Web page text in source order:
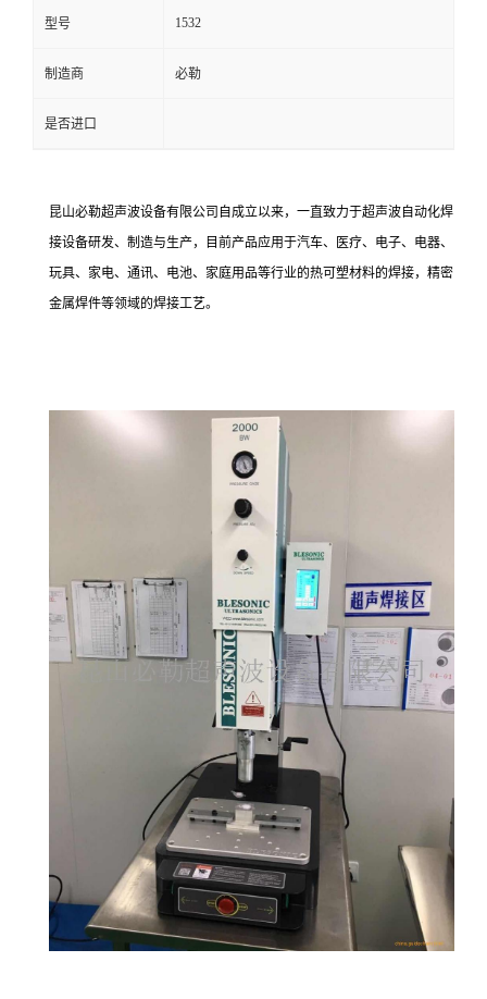
型号 1532
制造商 必勒
是否进口
昆山必勒超声波设备有限公司自成立以来，一直致力于超声波自动化焊
接设备研发、制造与生产，目前产品应用于汽车、医疗、电子、电器、
玩具、家电、通讯、电池、家庭用品等行业的热可塑材料的焊接，精密
金属焊件等领域的焊接工艺。